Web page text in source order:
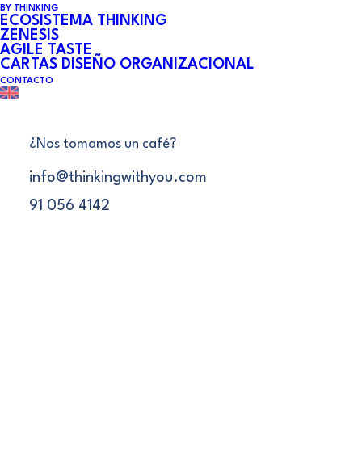
BY THINKING
ECOSISTEMA THINKING
ZENESIS
AGILE TASTE
CARTAS DISEÑO ORGANIZACIONAL
CONTACTO
¿Nos tomamos un café?
info@thinkingwithyou.com
91 056 4142